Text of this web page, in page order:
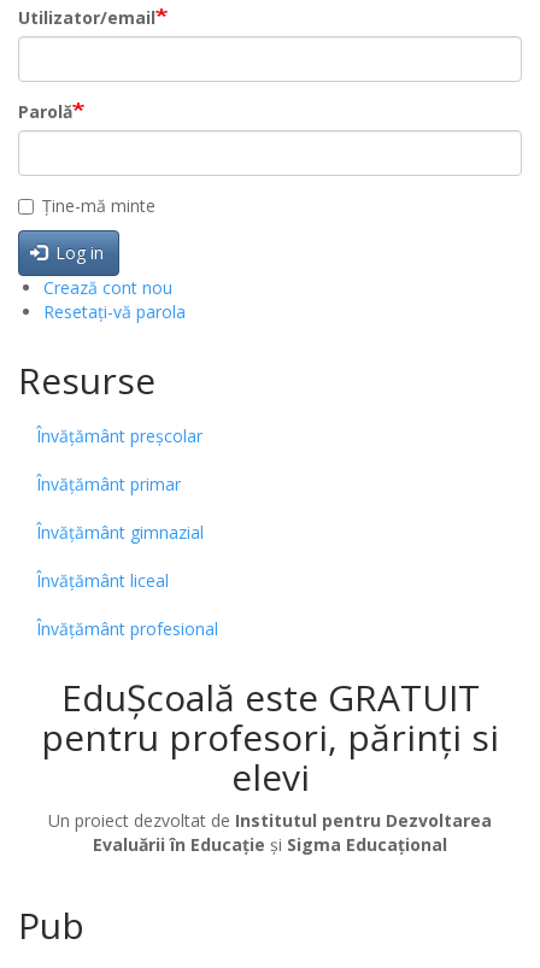
Utilizator/email
Parolă
Ține-mă minte
Log in
Crează cont nou
Resetați-vă parola
Resurse
Învățământ preșcolar
Învățământ primar
Învățământ gimnazial
Învățământ liceal
Învățământ profesional
EduȘcoală este GRATUIT
pentru profesori, părinți si
elevi
Un proiect dezvoltat de Institutul pentru Dezvoltarea
Evaluării în Educație și Sigma Educațional
Pub